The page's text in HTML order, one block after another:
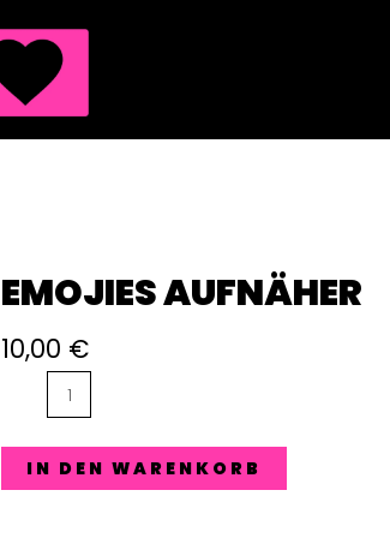
EMOJIES AUFNÄHER
10,00 €
Aufnäher
Menge
IN DEN WARENKORB